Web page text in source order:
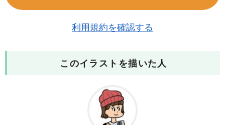
利用規約を確認する
このイラストを描いた人